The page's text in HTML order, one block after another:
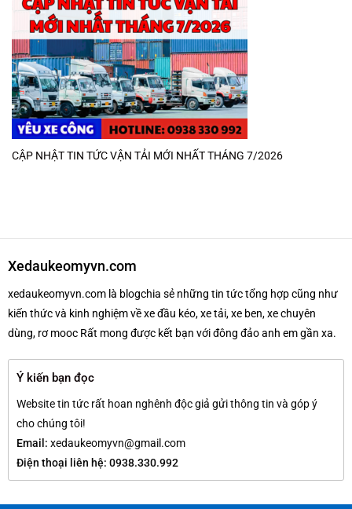
CẬP NHẬT TIN TỨC VẬN TẢI MỚI NHẤT THÁNG 7/2026
Xedaukeomyvn.com
xedaukeomyvn.com là blogchia sẻ những tin tức tổng hợp cũng như
kiến thức và kinh nghiệm về xe đầu kéo, xe tải, xe ben, xe chuyên
dùng, rơ mooc Rất mong được kết bạn với đông đảo anh em gần xa.
Ý kiến bạn đọc
Website tin tức rất hoan nghênh độc giả gửi thông tin và góp ý
cho chúng tôi!
Email: xedaukeomyvn@gmail.com
Điện thoại liên hệ: 0938.330.992